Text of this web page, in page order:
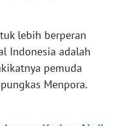
lebih berperan
Indonesia adalah
pemuda
Menpora.